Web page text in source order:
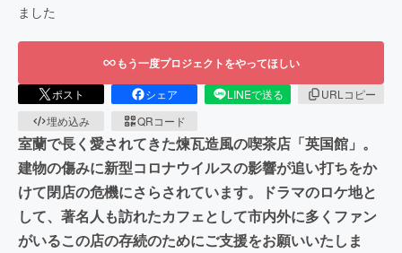
ました
もう一度プロジェクトをやってほしい
ポスト シェア LINEで送る
URLコピー
埋め込み
QRコード
室蘭で長く愛されてきた煉瓦造風の喫茶店「英国館」。
建物の傷みに新型コロナウイルスの影響が追い打ちをか
けて閉店の危機にさらされています。ドラマのロケ地と
して、著名人も訪れたカフェとして市内外に多くファン
がいるこの店の存続のためにご支援をお願いいたしま